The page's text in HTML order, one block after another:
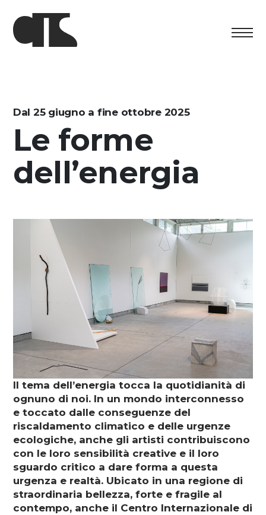
Esposizione
Programma culturale
Artists in Residence
Fondazione
Affitto spazi
Sostenere
Media
DE EN IT
Dal 25 giugno a fine ottobre 2025
Le forme
dell’energia
Il tema dell’energia tocca la quotidianità di
ognuno di noi. In un mondo interconnesso
e toccato dalle conseguenze del
riscaldamento climatico e delle urgenze
ecologiche, anche gli artisti contribuiscono
con le loro sensibilità creative e il loro
sguardo critico a dare forma a questa
urgenza e realtà. Ubicato in una regione di
straordinaria bellezza, forte e fragile al
contempo, anche il Centro Internazionale di